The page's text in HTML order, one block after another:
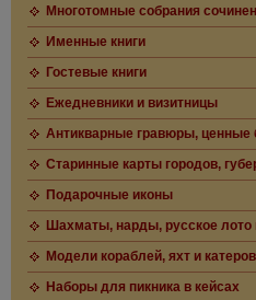
Многотомные собрания
Именные книги
Гостевые книги
Ежедневники и визитницы
Антикварные гравюры, ценные
Старинные карты городов,
Подарочные иконы
Шахматы, нарды, русское лото
Модели кораблей, яхт и
Наборы для пикника в кейсах